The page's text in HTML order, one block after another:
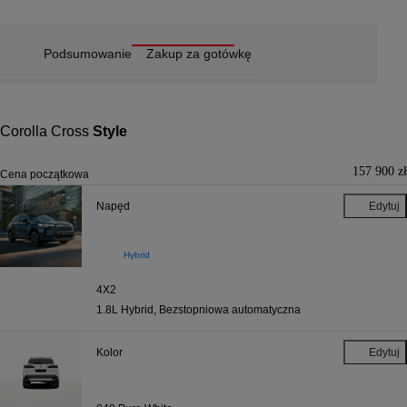
Podsumowanie Zakup za gotówkę
Corolla Cross Style
Cena początkowa 157 900 zł
Napęd Edytuj
Napęd
Hybrid
4X2
1.8L Hybrid , Bezstopniowa automatyczna
Kolor Edytuj
Kolor